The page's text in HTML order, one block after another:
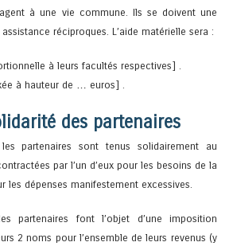
à une vie commune. Ils se doivent une
réciproques. L’aide matérielle sera :
à leurs facultés respectives] .
à hauteur de … euros] .
des partenaires
partenaires sont tenus solidairement au
par l’un d’eux pour les besoins de la
les dépenses manifestement excessives.
partenaires font l’objet d’une imposition
2 noms pour l’ensemble de leurs revenus (y